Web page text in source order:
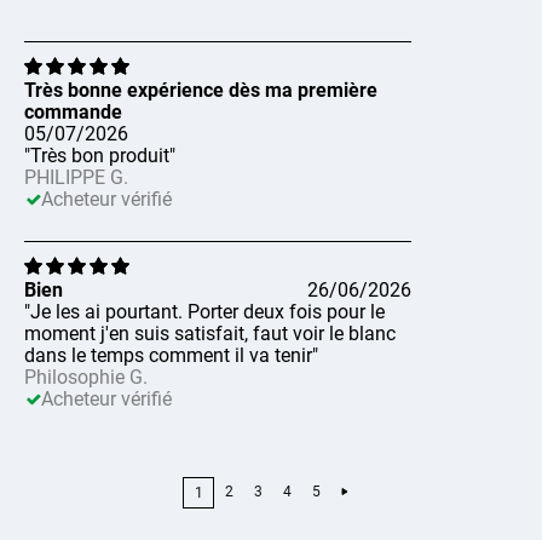
Très bonne expérience dès ma première
commande
05/07/2026
"Très bon produit"
PHILIPPE G.
Acheteur vérifié
Bien
26/06/2026
"Je les ai pourtant. Porter deux fois pour le
moment j'en suis satisfait, faut voir le blanc
dans le temps comment il va tenir"
Philosophie G.
Acheteur vérifié
1 2 3 4 5